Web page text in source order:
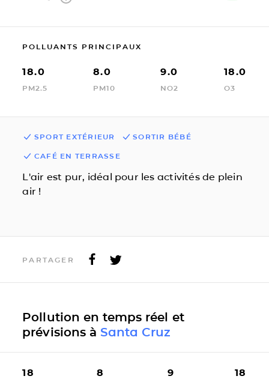
POLLUANTS PRINCIPAUX
18.0
PM2.5
8.0
PM10
9.0
NO2
18.0
O3
SPORT EXTÉRIEUR SORTIR BÉBÉ
CAFÉ EN TERRASSE
L'air est pur, idéal pour les activités de plein
air !
PARTAGER
Pollution en temps réel et
prévisions à Santa Cruz
18 8 9 18